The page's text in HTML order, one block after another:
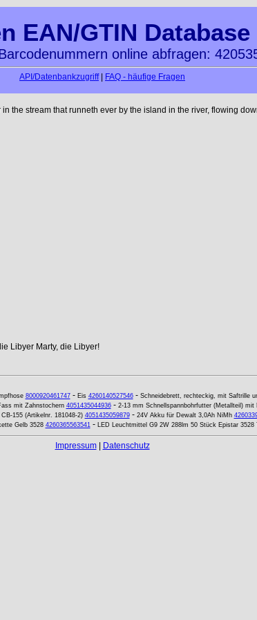
EAN/GTIN Database
online abfragen:
API/Datenbankzugriff| FAQ - häufige Fragen
the stream that runneth ever by the island in the river, flowing
Libyer Marty, die Libyer!
8000920461747- Eis 4260140527546- Schneidebrett, rechteckig, mit Saftrille
mit Zahnstochern 4051435044936- 2-13 mm Schnellspannbohrfutter (Metallteil) mit
155 (Artikelnr. 181048-2) 4051435059879- 24V Akku für Dewalt 3,0Ah NiMh
Gelb 3528 4260365563541- LED Leuchtmittel G9 2W 288lm 50 Stück Epistar 3528
Impressum| Datenschutz